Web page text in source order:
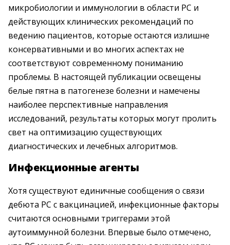
микробиологии и иммунологии в области РС и
действующих клинических рекомендаций по
ведению пациентов, которые остаются излишне
консервативными и во многих аспектах не
соответствуют современному пониманию
проблемы. В настоящей публикации освещены
белые пятна в патогенезе болезни и намечены
наиболее перспективные направления
исследований, результаты которых могут пролить
свет на оптимизацию существующих
диагностических и лечебных алгоритмов.
Инфекционные агенты
Хотя существуют единичные сообщения о связи
дебюта РС с вакцинацией, инфекционные факторы
считаются основными триггерами этой
аутоиммунной болезни. Впервые было отмечено,